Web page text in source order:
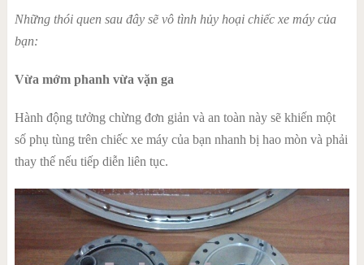
Những thói quen sau đây sẽ vô tình hủy hoại chiếc xe máy của
bạn:
Vừa mớm phanh vừa vặn ga
Hành động tưởng chừng đơn giản và an toàn này sẽ khiến một
số phụ tùng trên chiếc xe máy của bạn nhanh bị hao mòn và phải
thay thế nếu tiếp diễn liên tục.